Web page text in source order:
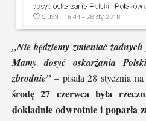
„Nie będziemy zmieniać
Mamy dosyć oskarżania
zbrodnie”– pisała 28 stycznia
środę 27 czerwca była
dokładnie odwrotnie i poparła